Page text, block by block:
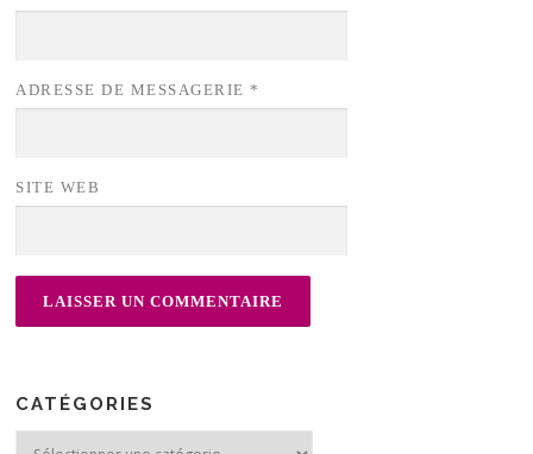
ADRESSE DE MESSAGERIE*
SITE WEB
CATÉGORIES